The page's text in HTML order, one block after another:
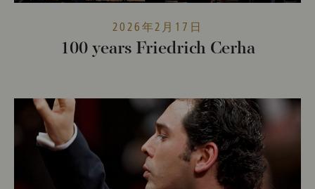
2026年2月17日
100 years Friedrich Cerha